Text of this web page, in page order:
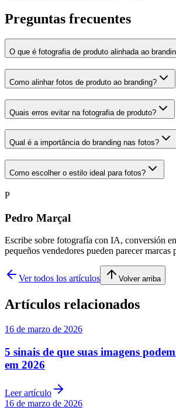
Preguntas frecuentes
O que é fotografia de produto alinhada ao
Como alinhar fotos de produto ao branding?
Quais erros evitar na fotografia de produto?
Qual é a importância do branding nas fotos?
Como escolher o estilo ideal para fotos?
P
Pedro Marçal
Escribe sobre fotografía con IA, conversión
pequeños vendedores pueden parecer marcas
Ver todos los artículos Volver arriba
Artículos relacionados
16 de marzo de 2026
5 sinais de que suas imagens
em 2026
Leer artículo
16 de marzo de 2026